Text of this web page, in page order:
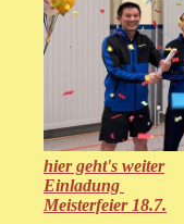
hier geht's weiter
Einladung
Meisterfeier 18.7.